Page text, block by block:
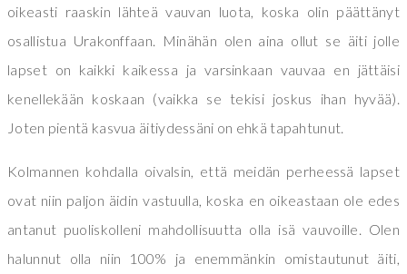
oikeasti raaskin lähteä vauvan luota, koska olin päättänyt
osallistua Urakonffaan. Minähän olen aina ollut se äiti jolle
lapset on kaikki kaikessa ja varsinkaan vauvaa en jättäisi
kenellekään koskaan (vaikka se tekisi joskus ihan hyvää).
Joten pientä kasvua äitiydessäni on ehkä tapahtunut.
Kolmannen kohdalla oivalsin, että meidän perheessä lapset
ovat niin paljon äidin vastuulla, koska en oikeastaan ole edes
antanut puoliskolleni mahdollisuutta olla isä vauvoille. Olen
halunnut olla niin 100% ja enemmänkin omistautunut äiti,